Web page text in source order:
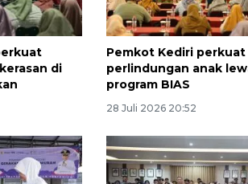
di
Pemkot Kediri perkuat
perlindungan anak
program BIAS
28 Juli 2026 20:52